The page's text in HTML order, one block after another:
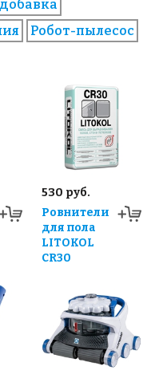
Робот-пылесос
530 руб.
Ровнители
для пола
LITOKOL
CR30